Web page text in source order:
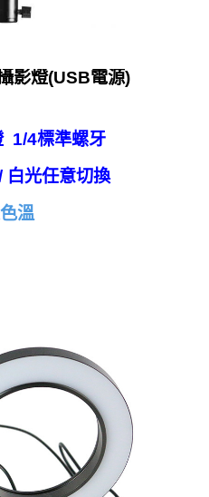
影燈(USB電源)
1/4標準螺牙
白光任意切換
色溫